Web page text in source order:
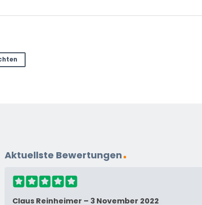
Aktuellste Bewertungen
Claus Reinheimer – 3 November 2022